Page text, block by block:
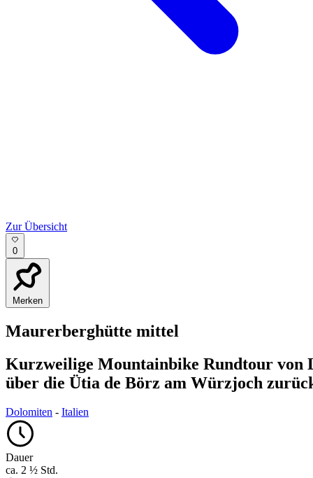
Zur Übersicht
0
Merken
Maurerberghütte mittel
Kurzweilige Mountainbike Rundtour von
über die Ütia de Börz am Würzjoch
Dolomiten - Italien
Dauer
ca. 2 ½ Std.